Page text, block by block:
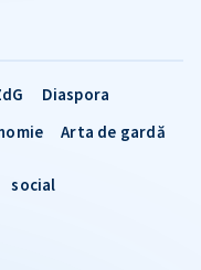
Diaspora
Arta de gardă
social